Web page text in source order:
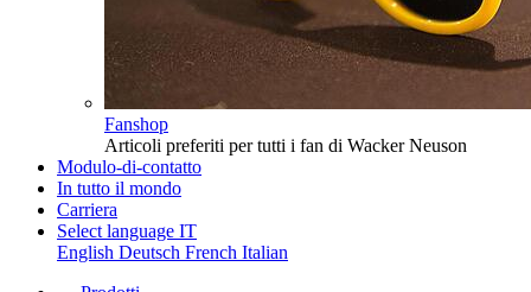
Fanshop
Articoli preferiti per tutti i fan di Wacker Neuson
Modulo-di-contatto
In tutto il mondo
Carriera
Select language IT
English Deutsch French Italian